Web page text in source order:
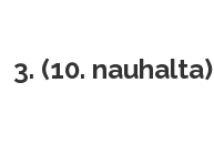
3. (10. nauhalta)